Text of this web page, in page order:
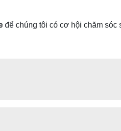
để chúng tôi có cơ hội chăm sóc